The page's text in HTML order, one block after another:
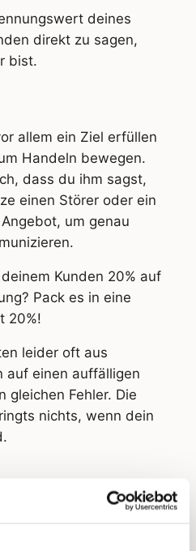
deines
direkt zu sagen,
bist.
allem ein Ziel erfüllen
Handeln bewegen.
dass du ihm sagst,
einen Störer oder ein
um genau
Kunden 20% auf
Pack es in eine
20%!
leider oft aus
auf einen auffälligen
gleichen Fehler. Die
nichts, wenn dein
deine Vorderseite